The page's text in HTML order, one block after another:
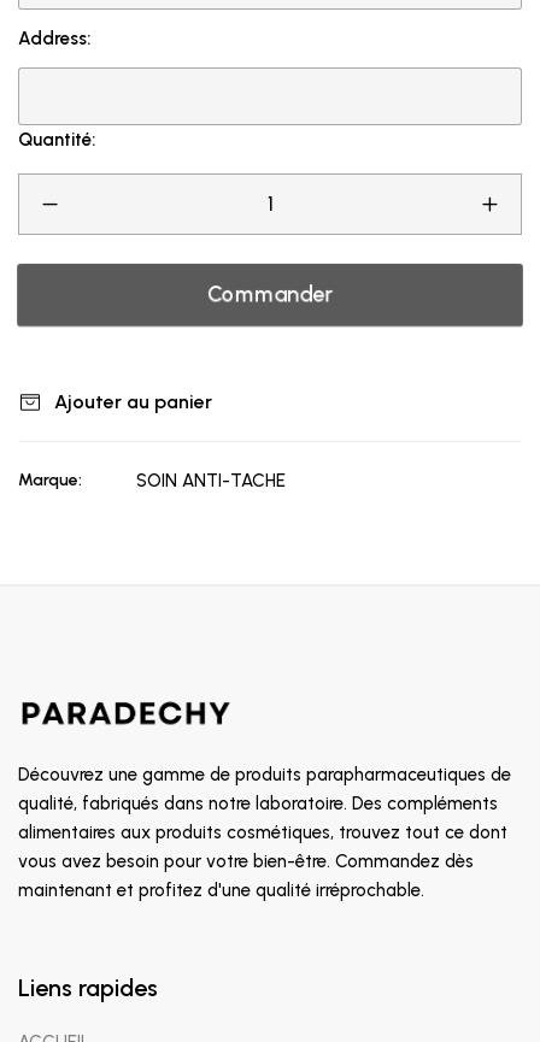
Address:
Quantité:
Commander
Ajouter au panier
Marque: SOIN ANTI-TACHE
Découvrez une gamme de produits parapharmaceutiques de
qualité, fabriqués dans notre laboratoire. Des compléments
alimentaires aux produits cosmétiques, trouvez tout ce dont
vous avez besoin pour votre bien-être. Commandez dès
maintenant et profitez d'une qualité irréprochable.
Liens rapides